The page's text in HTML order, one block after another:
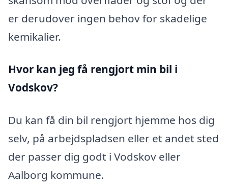
er derudover ingen behov for skadelige
kemikalier.
Hvor kan jeg få rengjort min bil i
Vodskov?
Du kan få din bil rengjort hjemme hos dig
selv, på arbejdspladsen eller et andet sted
der passer dig godt i Vodskov eller
Aalborg kommune.